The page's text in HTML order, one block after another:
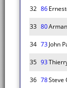
32 86
33 80
34 73John
35 93
36 78Steve